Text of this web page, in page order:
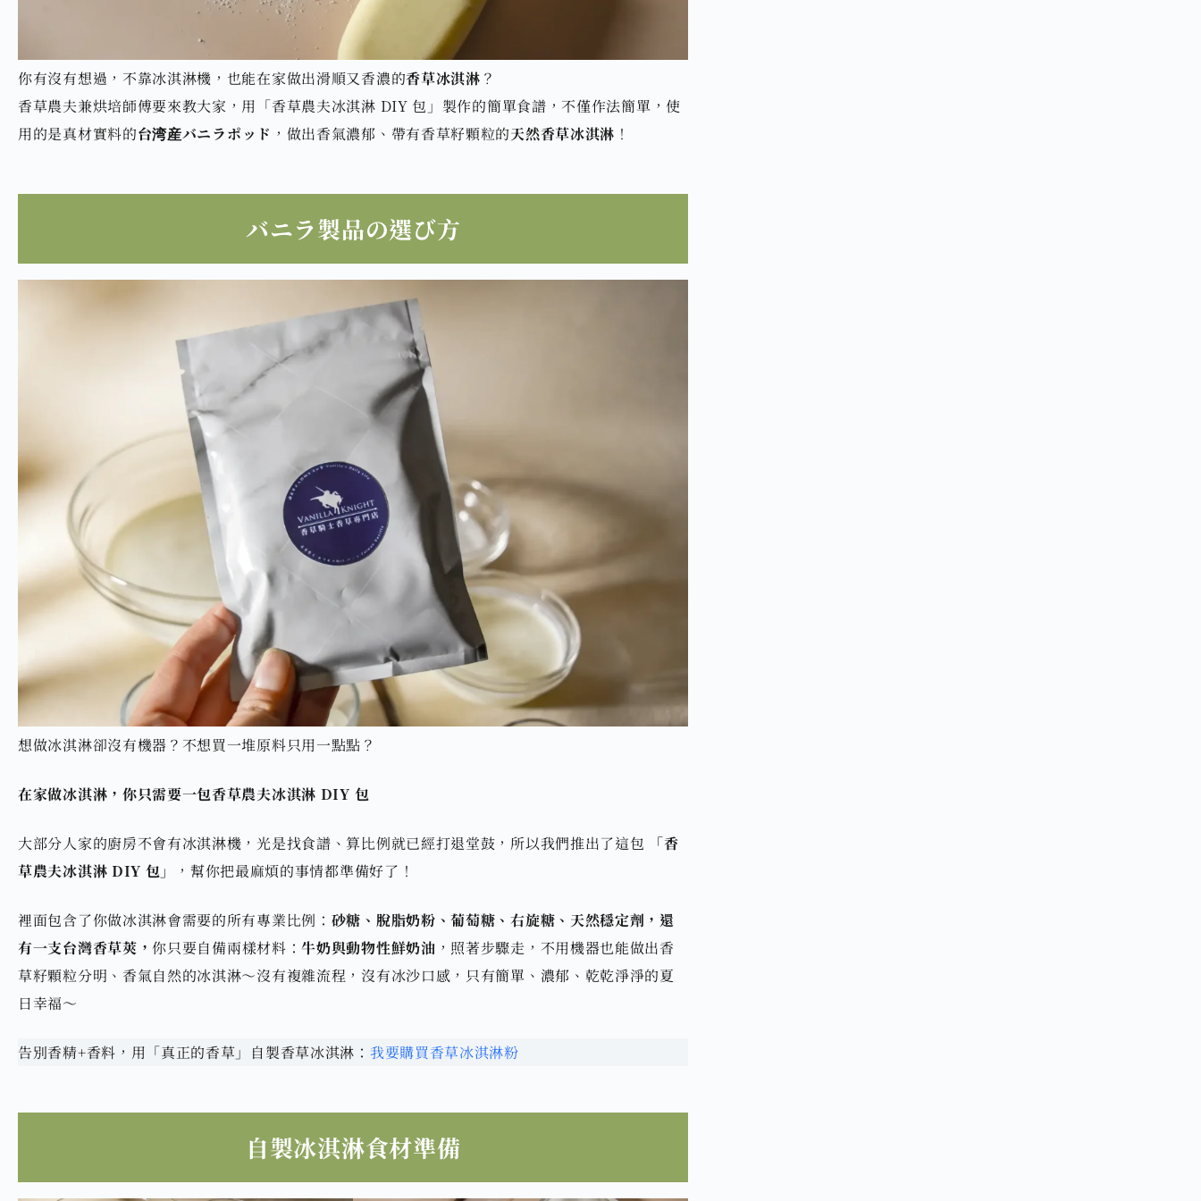
你有沒有想過，不靠冰淇淋機，也能在家做出滑順又香濃的香草冰淇淋 ？
香草農夫兼烘培師傅要來教大家，用「香草農夫冰淇淋 DIY 包」製作的簡單食譜，不僅作法簡單，使
用的是真材實料的台湾産バニラポッド ，做出香氣濃郁、帶有香草籽顆粒的天然香草冰淇淋 ！
バニラ製品の選び方
想做冰淇淋卻沒有機器？不想買一堆原料只用一點點？
在家做冰淇淋，你只需要一包香草農夫冰淇淋 DIY 包
大部分人家的廚房不會有冰淇淋機，光是找食譜、算比例就已經打退堂鼓，所以我們推出了這包
「香
草農夫冰淇淋 DIY 包」
，幫你把最麻煩的事情都準備好了！
裡面包含了你做冰淇淋會需要的所有專業比例： 砂糖、脫脂奶粉、葡萄糖、右旋糖、天然穩定劑，還
有一支台灣香草莢，你只要自備兩樣材料：牛奶與動物性鮮奶油 ，照著步驟走，不用機器也能做出香
草籽顆粒分明、香氣自然的冰淇淋～沒有複雜流程，沒有冰沙口感，只有簡單、濃郁、乾乾淨淨的夏
日幸福～
告別香精+香料，用「真正的香草」自製香草冰淇淋： 我要購買香草冰淇淋粉
自製冰淇淋食材準備